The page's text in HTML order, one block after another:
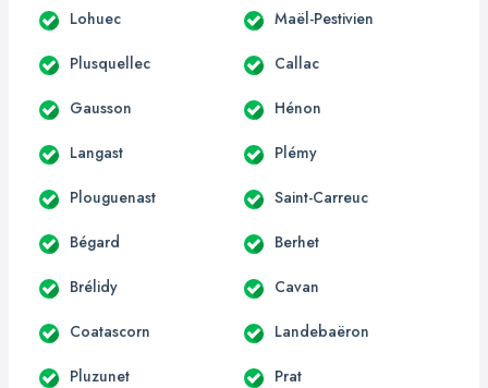
Lohuec Maël-Pestivien
Plusquellec Callac
Gausson Hénon
Langast Plémy
Plouguenast Saint-Carreuc
Bégard Berhet
Brélidy Cavan
Coatascorn Landebaëron
Pluzunet Prat